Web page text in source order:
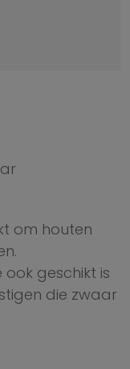
om houten
geschikt is
die zwaar